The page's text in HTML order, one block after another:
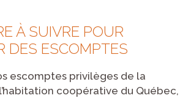
À SUIVRE POUR
DES ESCOMPTES
escomptes privilèges de la
coopérative du Québec,